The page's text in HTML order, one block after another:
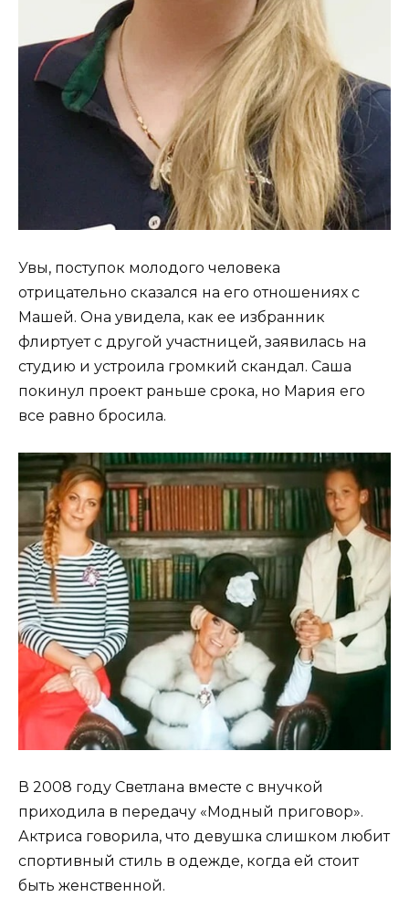
Увы, поступок молодого человека
отрицательно сказался на его отношениях с
Машей. Она увидела, как ее избранник
флиртует с другой участницей, заявилась на
студию и устроила громкий скандал. Саша
покинул проект раньше срока, но Мария его
все равно бросила.
В 2008 году Светлана вместе с внучкой
приходила в передачу «Модный приговор».
Актриса говорила, что девушка слишком любит
спортивный стиль в одежде, когда ей стоит
быть женственной.